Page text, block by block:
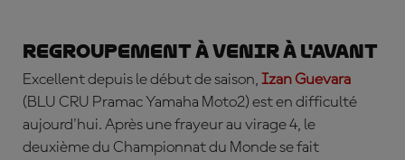
Regroupement à venir à l'avant
Excellent depuis le début de saison, Izan Guevara
(BLU CRU Pramac Yamaha Moto2) est en difficulté
aujourd'hui. Après une frayeur au virage 4, le
deuxième du Championnat du Monde se fait